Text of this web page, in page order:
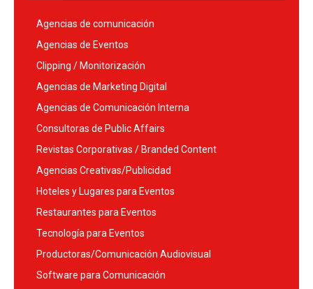
Agencias de comunicación
Agencias de Eventos
Clipping / Monitorización
Agencias de Marketing Digital
Agencias de Comunicación Interna
Consultoras de Public Affairs
Revistas Corporativas / Branded Content
Agencias Creativas/Publicidad
Hoteles y Lugares para Eventos
Restaurantes para Eventos
Tecnología para Eventos
Productoras/Comunicación Audiovisual
Software para Comunicación